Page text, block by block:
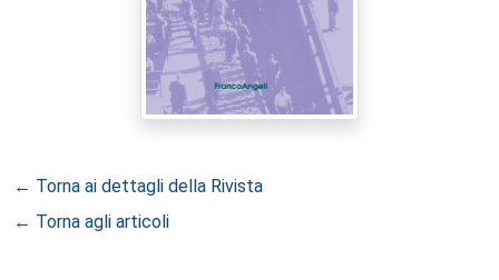
← Torna ai dettagli della Rivista
← Torna agli articoli